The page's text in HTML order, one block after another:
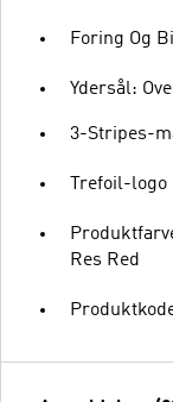
Foring Og
Ydersål:
3-Stripes-
Trefoil-logo
Res Red